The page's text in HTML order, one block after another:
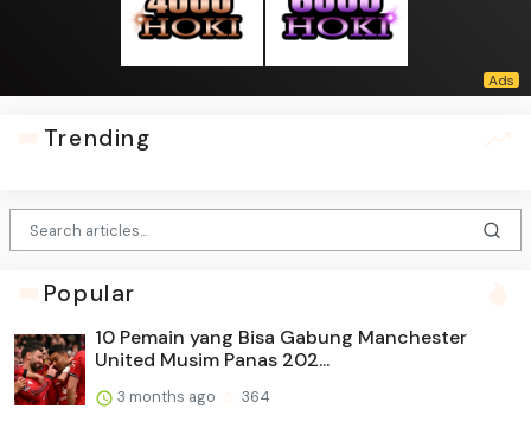
Trending
Popular
10 Pemain yang Bisa Gabung Manchester
United Musim Panas 202...
3 months ago 364